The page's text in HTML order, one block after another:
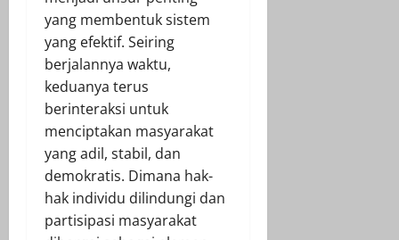
yang membentuk sistem
yang efektif. Seiring
berjalannya waktu,
keduanya terus
berinteraksi untuk
menciptakan masyarakat
yang adil, stabil, dan
demokratis. Dimana hak-
hak individu dilindungi dan
partisipasi masyarakat